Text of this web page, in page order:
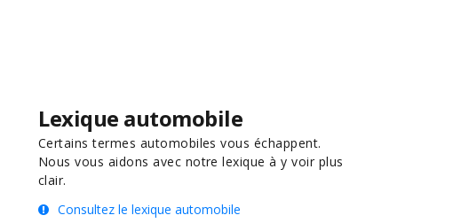
Lexique automobile
Certains termes automobiles vous échappent.
Nous vous aidons avec notre lexique à y voir plus
clair.
Consultez le lexique automobile